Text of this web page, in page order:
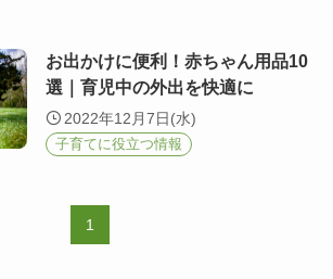
お出かけに便利！赤ちゃん用品10
選｜育児中の外出を快適に
2022年12月7日(水)
子育てに役立つ情報
1